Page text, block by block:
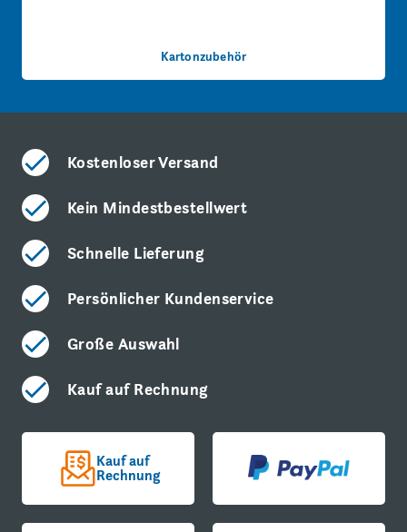
Kartonzubehör
Kostenloser Versand
Kein Mindestbestellwert
Schnelle Lieferung
Persönlicher Kundenservice
Große Auswahl
Kauf auf Rechnung
Kauf auf
Rechnung